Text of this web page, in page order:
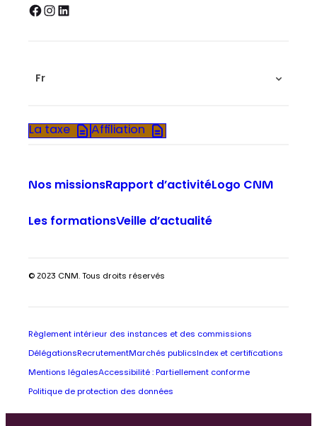
Facebook InstagramLinkedIn
Fr
La taxe Affiliation
Nos missionsRapport d’activitéLogo CNM
Les formationsVeille d’actualité
© 2023 CNM. Tous droits réservés
Règlement intérieur des instances et des commissions
Délégations RecrutementMarchés publics Index et certifications
Mentions légalesAccessibilité : Partiellement conforme
Politique de protection des données